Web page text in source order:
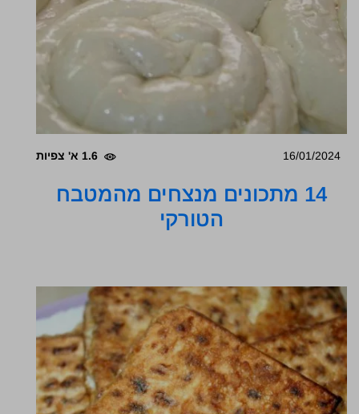
16/01/2024 1.6 א' צפיות
14 מתכונים מנצחים מהמטבח
הטורקי